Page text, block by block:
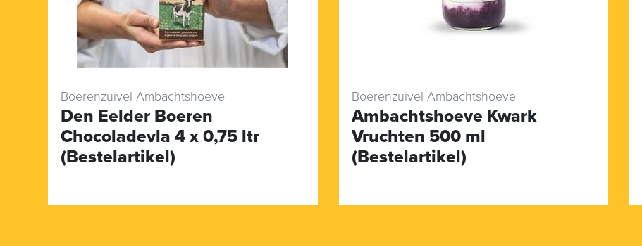
Boerenzuivel Ambachtshoeve
Den Eelder Boeren
Chocoladevla 4 x 0,75 ltr
(Bestelartikel)
Boerenzuivel Ambachtshoeve
Ambachtshoeve Kwark
Vruchten 500 ml
(Bestelartikel)